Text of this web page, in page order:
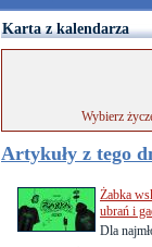
Karta z kalendarza
Wybierz
Artykuły z tego
Żabka
ubrań i
Dla